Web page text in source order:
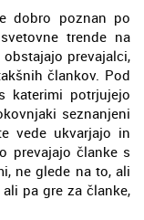
dobro poznan po
trende na
prevajalci,
člankov. Pod
katerimi potrjujejo
seznanjeni
vede ukvarjajo in
prevajajo članke s
ne glede na to, ali
pa gre za članke,